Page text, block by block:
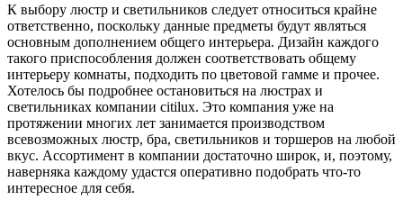
К выбору люстр и светильников следует относиться крайне
ответственно, поскольку данные предметы будут являться
основным дополнением общего интерьера. Дизайн каждого
такого приспособления должен соответствовать общему
интерьеру комнаты, подходить по цветовой гамме и прочее.
Хотелось бы подробнее остановиться на люстрах и
светильниках компании citilux. Это компания уже на
протяжении многих лет занимается производством
всевозможных люстр, бра, светильников и торшеров на любой
вкус. Ассортимент в компании достаточно широк, и, поэтому,
наверняка каждому удастся оперативно подобрать что-то
интересное для себя.